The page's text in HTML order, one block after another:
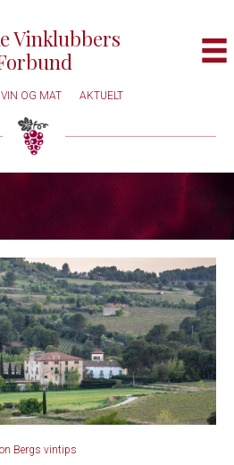
Vinklubbers
VIN OG MAT AKTUELT
Bergs vintips